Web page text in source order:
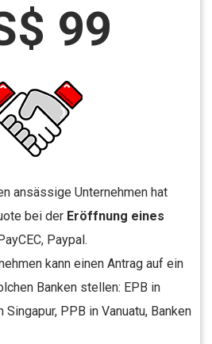
99
ansässige Unternehmen hat
bei der Eröffnung eines
Paypal.
kann einen Antrag auf ein
Banken stellen: EPB in
Singapur, PPB in Vanuatu, Banken